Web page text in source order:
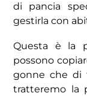
di pancia
gestirla con
Questa è la
possono
gonne che di
tratteremo la